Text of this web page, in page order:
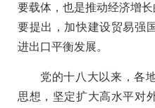
要载体，也是推动经济增
要提出，加快建设贸易强
进出口平衡发展。
党的十八大以来，各
思想，坚定扩大高水平对